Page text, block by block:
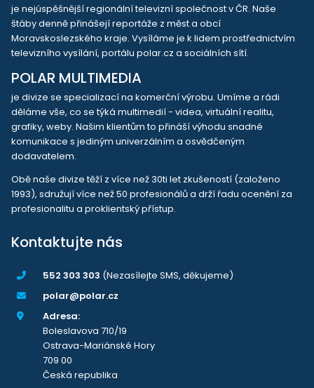
je nejúspěšnější regionální televizní společnost v ČR. Naše
štáby denně přinášejí reportáže z měst a obcí
Moravskoslezského kraje. Vysíláme je k lidem prostřednictvím
televizního vysílání, portálu polar.cz a sociálních sítí.
POLAR MULTIMEDIA
je divize se specializací na komerční výrobu. Umíme a rádi
děláme vše, co se týká multimedií - videa, virtuální realitu,
grafiky, weby. Našim klientům to přináší výhodu snadné
komunikace s jediným univerzálním a osvědčeným
dodavatelem.
Obě naše divize těží z více než 30ti let zkušeností (založeno
1993), sdružují více než 50 profesionálů a drží řadu ocenění za
profesionalitu a proklientský přístup.
Kontaktujte nás
552 303 303 (Nezasílejte SMS, děkujeme)
polar@polar.cz
Adresa:
Boleslavova 710/19
Ostrava-Mariánské Hory
709 00
Česká republika